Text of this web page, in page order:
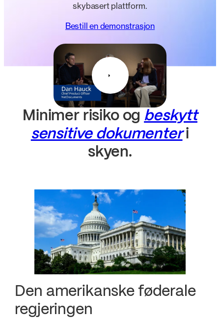
skybasert plattform.
Bestill en demonstrasjon
Minimer risiko og beskytt
sensitive dokumenteri
skyen.
Den amerikanske føderale
regjeringen